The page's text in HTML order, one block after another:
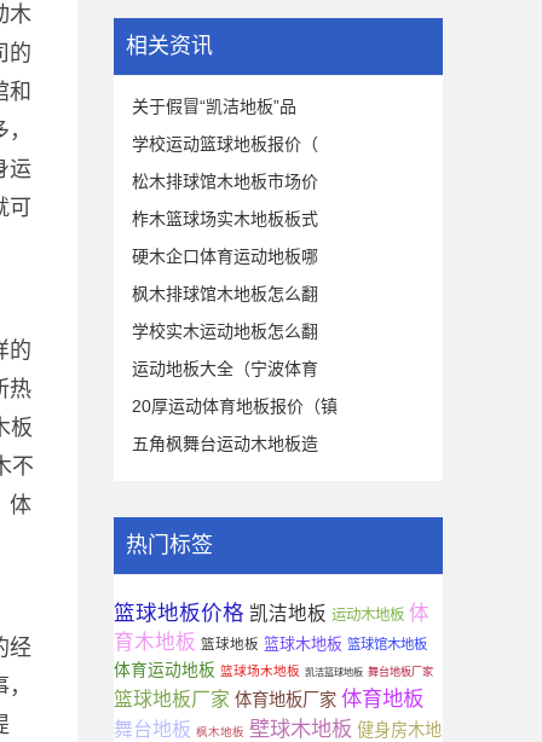
木
的
和
运
可
的
热
板
不
体
经
相关资讯
关于假冒“凯洁地板”品
学校运动篮球地板报价（
松木排球馆木地板市场价
柞木篮球场实木地板板式
硬木企口体育运动地板哪
枫木排球馆木地板怎么翻
学校实木运动地板怎么翻
运动地板大全（宁波体育
20厚运动体育地板报价（镇
五角枫舞台运动木地板造
热门标签
篮球地板价格 凯洁地板 运动木地板 体
育木地板 篮球地板 篮球木地板 篮球馆木地板
体育运动地板 篮球场木地板 凯洁篮球地板 舞台地板厂家
篮球地板厂家 体育地板厂家 体育地板
舞台地板 枫木地板 壁球木地板 健身房木地